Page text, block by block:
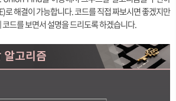
로 해결이 가능합니다. 코드를 직접 짜보시면 좋겠지만
드를 보면서 설명을 드리도록 하겠습니다.